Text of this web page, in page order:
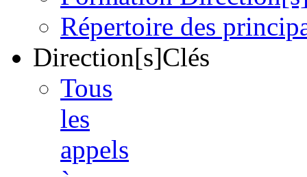
Répertoire des
Direction[s]Clés
Tous
les
appels